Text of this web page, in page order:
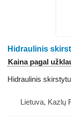
Hidraulinis
Kaina pagal
Hidraulinis
Lietuva, Kazlų